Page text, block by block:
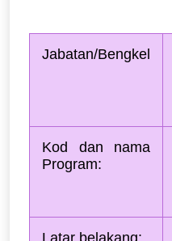
Jabatan/Bengkel
Kod dan nama
Program: